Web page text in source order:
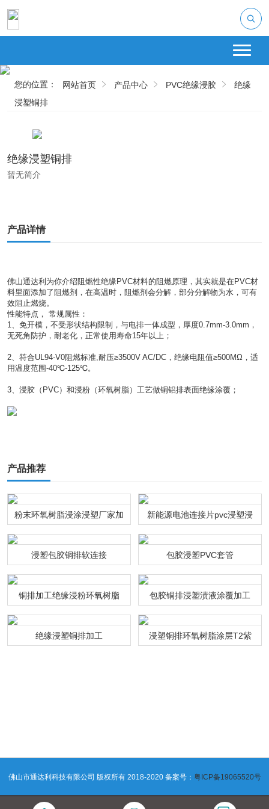
您的位置： 网站首页 产品中心 PVC绝缘浸胶
绝缘
浸塑铜排
绝缘浸塑铜排
暂无简介
产品推荐
粉末环氧树脂浸涂浸塑厂家加
工
新能源电池连接片pvc浸塑浸
粉通达利厂家
浸塑包胶铜排软连接 包胶浸塑PVC套管
铜排加工绝缘浸粉环氧树脂 包胶铜排浸塑渍液涂覆加工
绝缘浸塑铜排加工 浸塑铜排环氧树脂涂层T2紫
产品详情
佛山通达利为你介绍阻燃性绝缘PVC材料的阻燃原理，其实就是在PVC材
料里面添加了阻燃剂，在高温时，阻燃剂会分解，部分分解物为水，可有
效阻止燃烧。
性能特点， 常规属性：
1、免开模，不受形状结构限制，与电排一体成型，厚度0.7mm-3.0mm，
无死角防护，耐老化，正常使用寿命15年以上；
2、符合UL94-V0阻燃标准,耐压≥3500V AC/DC，绝缘电阻值≥500MΩ，适
用温度范围-40℃-125℃。
3、浸胶（PVC）和浸粉（环氧树脂）工艺做铜铝排表面绝缘涂覆；
佛山市通达利科技有限公司 版权所有 2018-2020 备案号： 粤ICP备19065520号